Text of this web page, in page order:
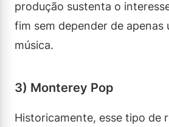
produção sustenta o
fim sem depender de apenas
música.
3) Monterey Pop
Historicamente, esse tipo de